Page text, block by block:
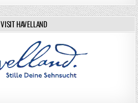
VISIT HAVELLAND